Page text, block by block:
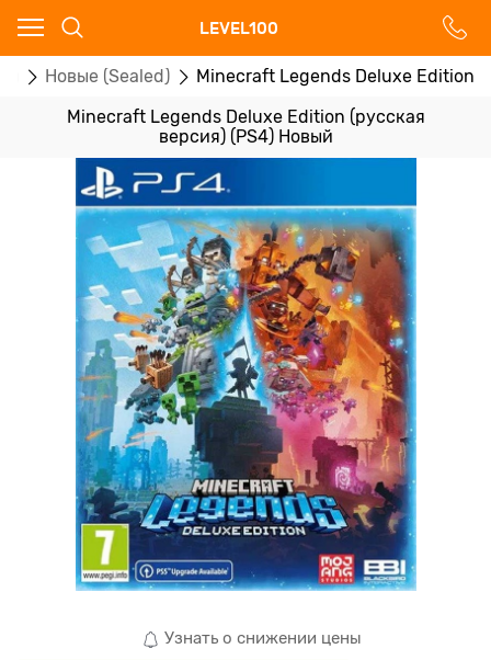
LEVEL100
Новые (Sealed) Minecraft Legends Deluxe Edition
Minecraft Legends Deluxe Edition (русская
версия) (PS4) Новый
Узнать о снижении цены
Ваш город - Москва,
угадали?
ДА НЕТ